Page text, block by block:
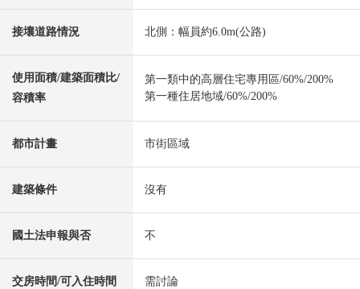
接壤道路情況 北側：幅員約6.0m(公路)
使用面積/建築面積比/
容積率
第一類中的高層住宅專用區/60%/200%
第一種住居地域/60%/200%
都市計畫 市街區域
建築條件 沒有
國土法申報與否 不
交房時間/可入住時間 需討論